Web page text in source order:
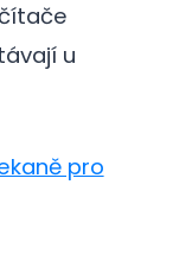
cviky
u
pro